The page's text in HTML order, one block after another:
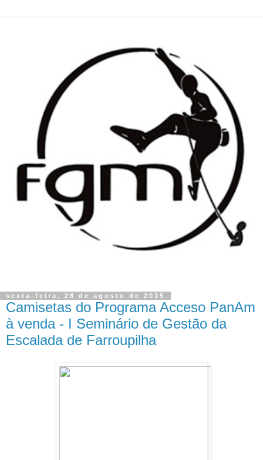
sexta-feira, 28 de agosto de 2015
Camisetas do Programa Acceso PanAm
à venda - I Seminário de Gestão da
Escalada de Farroupilha